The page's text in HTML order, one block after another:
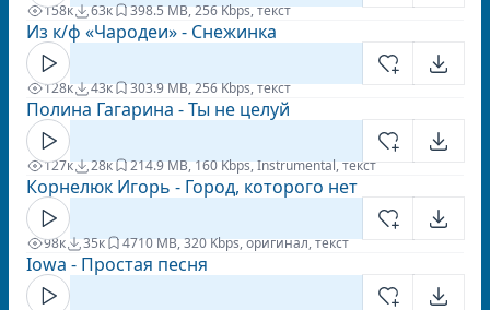
158к 63к 398.5 MB, 256 Kbps, текст
Из к/ф «Чародеи» - Снежинка
128к 43к 303.9 MB, 256 Kbps, текст
Полина Гагарина - Ты не целуй
127к 28к 214.9 MB, 160 Kbps, Instrumental, текст
Корнелюк Игорь - Город, которого нет
98к 35к 4710 MB, 320 Kbps, оригинал, текст
Iowa - Простая песня